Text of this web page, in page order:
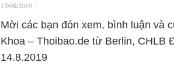
15/08/2019 |
Mời các bạn đón xem, bình luận và
Khoa – Thoibao.de từ Berlin, CHLB
14.8.2019